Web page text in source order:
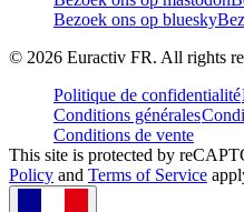
Bezoek ons op bluesky
© 2026 Euractiv FR. All rights
Politique de confidentialité
Conditions générales
Conditions de vente
This site is protected by
Policy and Terms of Service